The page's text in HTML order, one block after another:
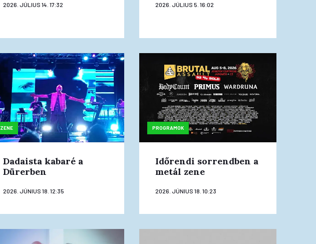
2026. JÚLIUS 14. 17:32 2026. JÚLIUS 5. 16:02
ZENE
Dadaista kabaré a
Dürerben
2026. JÚNIUS 18. 12:35
PROGRAMOK
Időrendi sorrendben a
metál zene
2026. JÚNIUS 18. 10:23